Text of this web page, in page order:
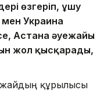
өзгеріп, ұшу
Украина
Астана әуежайы
жол қысқарады,
құрылысы